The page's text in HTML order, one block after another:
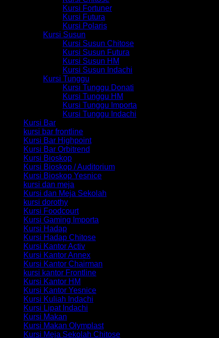
Kursi Fortuner
Kursi Futura
Kursi Polaris
Kursi Susun
Kursi Susun Chitose
Kursi Susun Futura
Kursi Susun HM
Kursi Susun Indachi
Kursi Tunggu
Kursi Tunggu Donati
Kursi Tunggu HM
Kursi Tunggu Importa
Kursi Tunggu Indachi
Kursi Bar
kursi bar frontline
Kursi Bar Highpoint
Kursi Bar Orbitrend
Kursi Bioskop
Kursi Bioskop / Auditorium
Kursi Bioskop Yesnice
kursi dan meja
Kursi dan Meja Sekolah
kursi dorothy
Kursi Foodcourt
Kursi Gaming Importa
Kursi Hadap
Kursi Hadap Chitose
Kursi Kantor Activ
Kursi Kantor Annex
Kursi Kantor Chairman
kursi kantor Frontline
Kursi Kantor HM
Kursi Kantor Yesnice
Kursi Kuliah Indachi
Kursi Lipat Indachi
Kursi Makan
Kursi Makan Olymplast
Kursi Meja Sekolah Chitose